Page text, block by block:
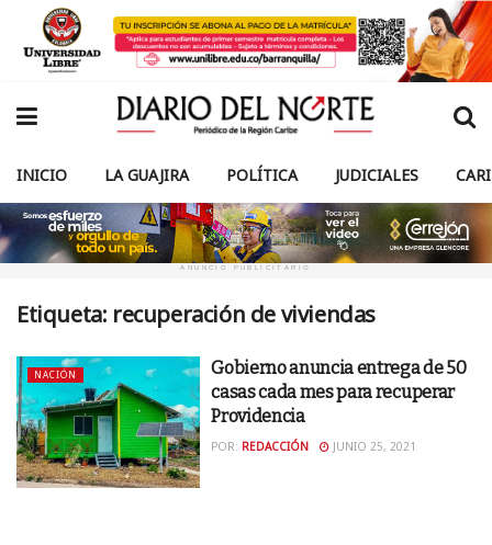
INICIO LA GUAJIRA POLÍTICA JUDICIALES
ANUNCIO PUBLICITARIO
Etiqueta: recuperación de viviendas
NACIÓN
Gobierno anuncia entrega de 50
casas cada mes para recuperar
Providencia
POR: REDACCIÓN JUNIO 25, 2021